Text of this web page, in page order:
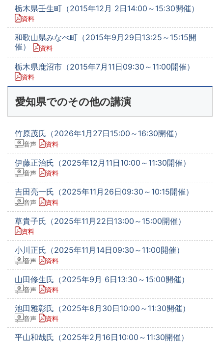
栃木県壬生町（2015年12月 2日14:00～15:30開催）
資料
和歌山県みなべ町（2015年9月29日13:25～15:15開
催）
資料
栃木県鹿沼市（2015年7月11日09:30～11:00開催）
資料
愛知県でのその他の講演
竹原茂氏（2026年1月27日15:00～16:30開催）
音声 資料
伊藤正治氏（2025年12月11日10:00～11:30開催）
音声 資料
吉田亮一氏（2025年11月26日09:30～10:15開催）
音声 資料
草貴子氏（2025年11月22日13:00～15:00開催）
資料
小川正氏（2025年11月14日09:30～11:00開催）
音声 資料
山田修生氏（2025年9月 6日13:30～15:00開催）
音声 資料
池田雅彰氏（2025年8月30日10:00～11:30開催）
音声 資料
平山和哉氏（2025年2月16日10:00～11:30開催）